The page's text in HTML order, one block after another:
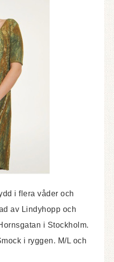
i flera våder och
av Lindyhopp och
i Stockholm.
i ryggen. M/L och